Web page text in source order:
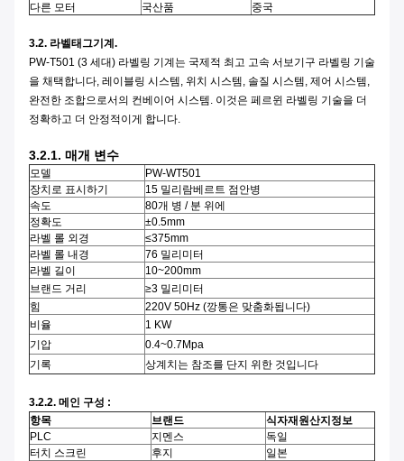
다른 모터
국산품 중국
3.2. 라벨태그기계.
PW-T501 (3 세대) 라벨링 기계는 국제적 최고 고속 서보기구 라벨링 기술
을 채택합니다, 레이블링 시스템, 위치 시스템, 솔질 시스템, 제어 시스템,
완전한 조합으로서의 컨베이어 시스템. 이것은 페르윈 라벨링 기술을 더
정확하고 더 안정적이게 합니다.
3.2.1. 매개 변수
모델
PW-WT501
장치로 표시하기
15 밀리람베르트 점안병
속도
80개 병 / 분 위에
정확도
±0.5mm
라벨 롤 외경
≤375mm
라벨 롤 내경
76 밀리미터
라벨 길이
10~200mm
브랜드 거리
≥3 밀리미터
힘
220V 50Hz (깡통은 맞춤화됩니다)
비율
1 KW
기압
0.4~0.7Mpa
기록
상계치는 참조를 단지 위한 것입니다
3.2.2. 메인 구성 :
항목
브랜드
식자재원산지정보
PLC
지멘스
독일
터치 스크린
후지
일본